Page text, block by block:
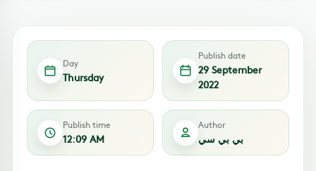
Day
Thursday
Publish date
29 September
2022
Publish time
12:09 AM
Author
بي بي سي